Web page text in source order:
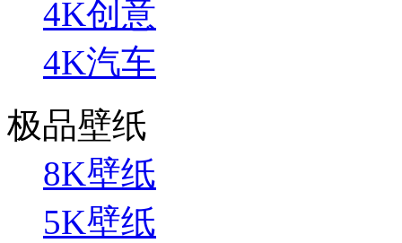
4K创意
4K汽车
极品壁纸
8K壁纸
5K壁纸